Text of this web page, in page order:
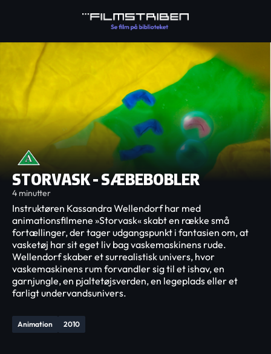
STORVASK - SÆBEBOBLER
4 minutter
Animation 2010
Instruktøren Kassandra Wellendorf har med
animationsfilmene »Storvask« skabt en række små
fortællinger, der tager udgangspunkt i fantasien om, at
vasketøj har sit eget liv bag vaskemaskinens rude.
Wellendorf skaber et surrealistisk univers, hvor
vaskemaskinens rum forvandler sig til et ishav, en
garnjungle, en pjaltetøjsverden, en legeplads eller et
farligt undervandsunivers.